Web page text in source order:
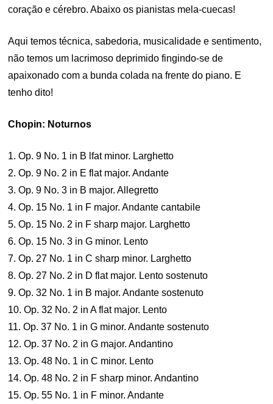
coração e cérebro. Abaixo os pianistas mela-cuecas!
Aqui temos técnica, sabedoria, musicalidade e sentimento,
não temos um lacrimoso deprimido fingindo-se de
apaixonado com a bunda colada na frente do piano. E
tenho dito!
Chopin: Noturnos
1. Op. 9 No. 1 in B lfat minor. Larghetto
2. Op. 9 No. 2 in E flat major. Andante
3. Op. 9 No. 3 in B major. Allegretto
4. Op. 15 No. 1 in F major. Andante cantabile
5. Op. 15 No. 2 in F sharp major. Larghetto
6. Op. 15 No. 3 in G minor. Lento
7. Op. 27 No. 1 in C sharp minor. Larghetto
8. Op. 27 No. 2 in D flat major. Lento sostenuto
9. Op. 32 No. 1 in B major. Andante sostenuto
10. Op. 32 No. 2 in A flat major. Lento
11. Op. 37 No. 1 in G minor. Andante sostenuto
12. Op. 37 No. 2 in G major. Andantino
13. Op. 48 No. 1 in C minor. Lento
14. Op. 48 No. 2 in F sharp minor. Andantino
15. Op. 55 No. 1 in F minor. Andante